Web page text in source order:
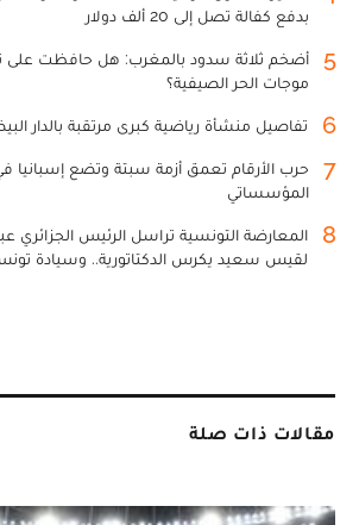
بدفع كفالة تصل إلى 20 ألف دولار
5
أضخم ثلاثة سدود بالمغرب: هل حافظت على
موجات الحر الصيفية؟
6 تفاصيل منشأة رياضية كبرى مرتقبة بالدار
7
حرب الأرقام تعمق أزمة سبتة وتضع إسبانيا
المؤسساتي
8
المعارضة التونسية تراسل الرئيس الجزائري
لقيس سعيد يكرس الدكتاتورية.. وسيادة
مقالات ذات صلة